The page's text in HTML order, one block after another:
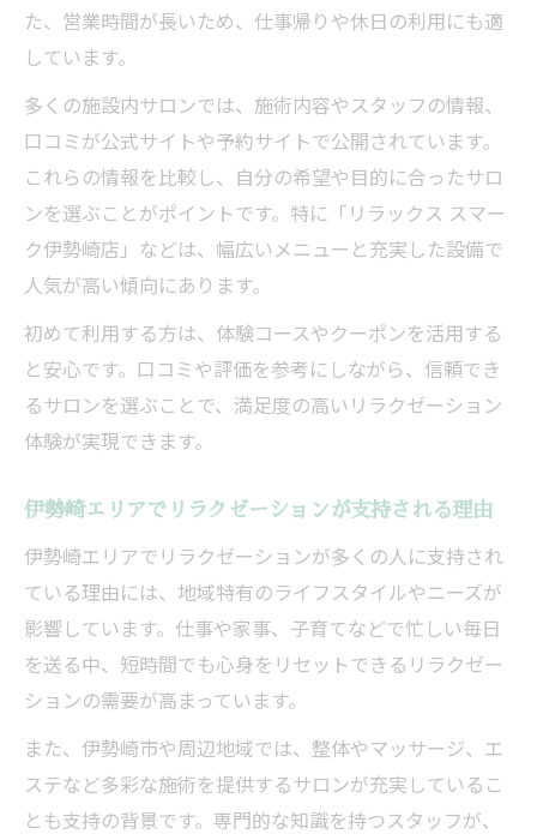
た、営業時間が長いため、仕事帰りや休日の利用にも適
しています。
多くの施設内サロンでは、施術内容やスタッフの情報、
口コミが公式サイトや予約サイトで公開されています。
これらの情報を比較し、自分の希望や目的に合ったサロ
ンを選ぶことがポイントです。特に「リラックス スマー
ク伊勢崎店」などは、幅広いメニューと充実した設備で
人気が高い傾向にあります。
初めて利用する方は、体験コースやクーポンを活用する
と安心です。口コミや評価を参考にしながら、信頼でき
るサロンを選ぶことで、満足度の高いリラクゼーション
体験が実現できます。
伊勢崎エリアでリラクゼーションが支持される理由
伊勢崎エリアでリラクゼーションが多くの人に支持され
ている理由には、地域特有のライフスタイルやニーズが
影響しています。仕事や家事、子育てなどで忙しい毎日
を送る中、短時間でも心身をリセットできるリラクゼー
ションの需要が高まっています。
また、伊勢崎市や周辺地域では、整体やマッサージ、エ
ステなど多彩な施術を提供するサロンが充実しているこ
とも支持の背景です。専門的な知識を持つスタッフが、